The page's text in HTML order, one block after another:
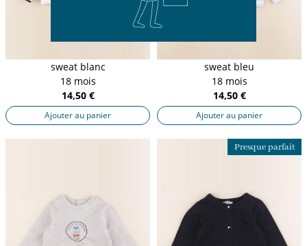
sweat blanc
18 mois
14,50 €
Ajouter au panier
sweat bleu
18 mois
14,50 €
Ajouter au panier
Presque parfait